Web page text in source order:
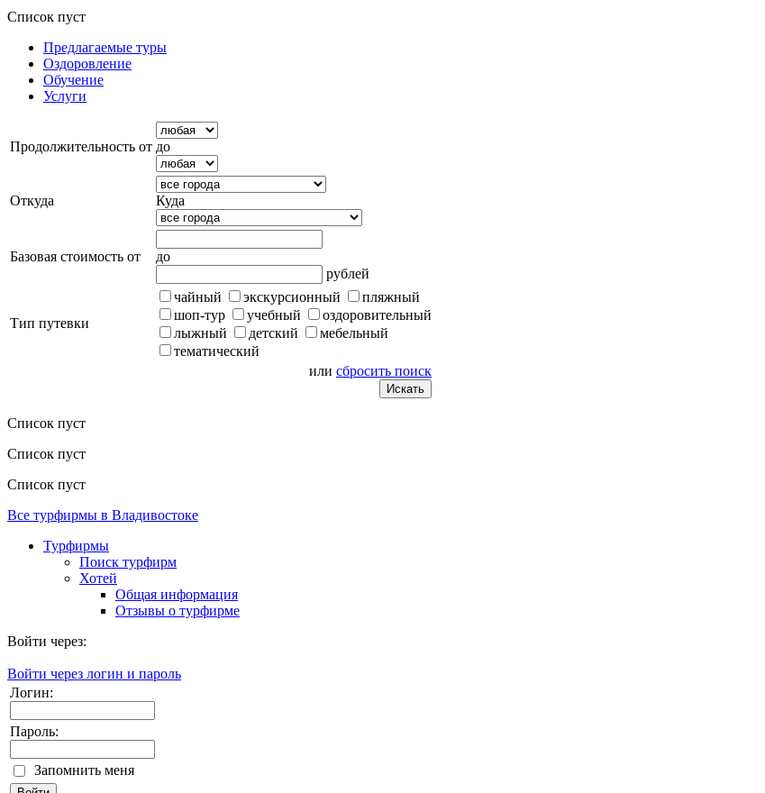
Список пуст
Предлагаемые туры
Оздоровление
Обучение
Услуги
Продолжительность от до
Откуда Куда
Базовая стоимость от
до
рублей
Тип путевки
чайный экскурсионный
пляжный
шоп-тур
учебный
оздоровительный
лыжный
детский
мебельный
тематический
или сбросить поиск
Список пуст
Список пуст
Список пуст
Все турфирмы в Владивостоке
Турфирмы
Поиск турфирм
Хотей
Общая информация
Отзывы о турфирме
Войти через:
Войти через логин и пароль
Логин:
Пароль:
Запомнить меня